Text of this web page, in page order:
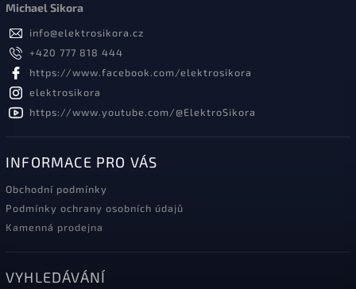
Michael Sikora
info@elektrosikora.cz
+420 777 818 444
https://www.facebook.com/elektrosikora
elektrosikora
https://www.youtube.com/@ElektroSikora
INFORMACE PRO VÁS
Obchodní podmínky
Podmínky ochrany osobních údajů
Kamenná prodejna
VYHLEDÁVÁNÍ